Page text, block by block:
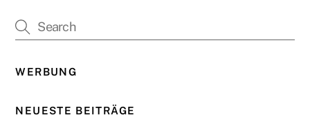
WERBUNG
NEUESTE BEITRÄGE